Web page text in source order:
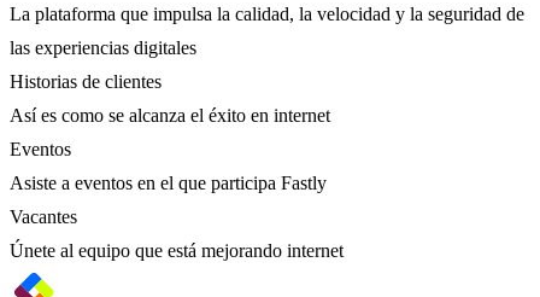
La plataforma que impulsa la calidad, la velocidad y la seguridad de
las experiencias digitales
Historias de clientes
Así es como se alcanza el éxito en internet
Eventos
Asiste a eventos en el que participa Fastly
Vacantes
Únete al equipo que está mejorando internet